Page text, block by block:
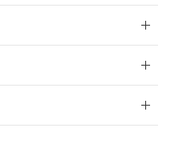
員登録
されている法人を
までの期間は出
することから備考
ました。
在庫切替を完了